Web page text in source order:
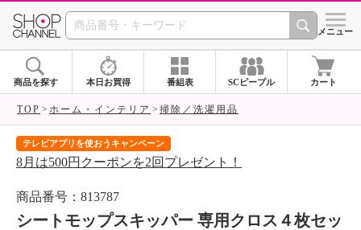
SHOP CHANNEL シメニュー
商品を探す 本日お買得 番組表 SCピープル カート
TOP ホーム・インテリア 掃除／洗濯用品
テレビアプリを使おうキャンペーン
8月は500円クーポンを2回プレゼント！
商品番号：813787
シートモップスキッパー 専用クロス４枚セッ